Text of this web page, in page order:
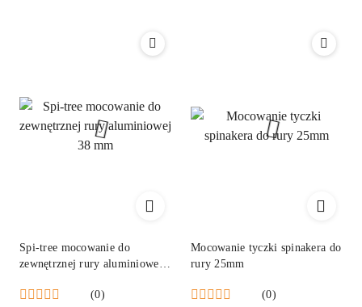
Spi-tree mocowanie do
zewnętrznej rury aluminiowej
(0)
Mocowanie tyczki spinakera do
rury 25mm
(0)